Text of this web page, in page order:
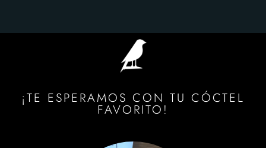
¡TE ESPERAMOS CON TU CÓCTEL
FAVORITO!